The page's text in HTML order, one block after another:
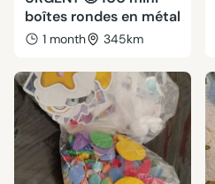
boîtes rondes en métal
1 month 345km